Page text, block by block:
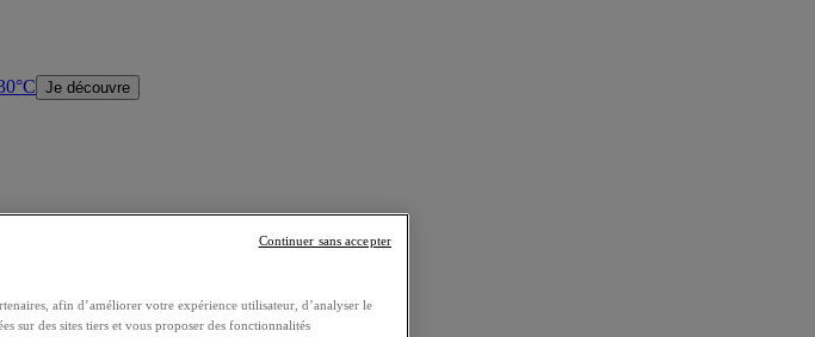
Je découvre
afin d’améliorer votre expérience utilisateur, d’analyser le
sur des sites tiers et vous proposer des fonctionnalités
Continuer sans accepter